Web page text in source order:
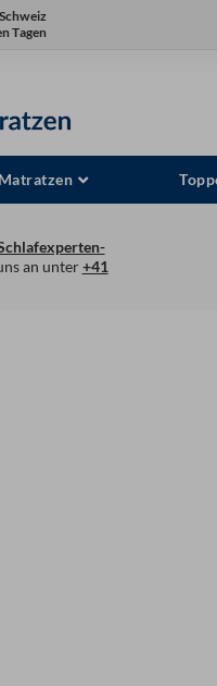
Tagen
Matratzen
an unter+41